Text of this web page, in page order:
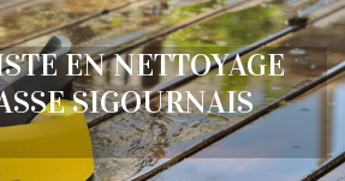
EN NETTOYAGE
SIGOURNAIS